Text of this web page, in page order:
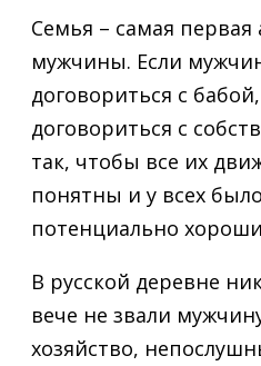
Семья – самая первая
мужчины. Если
договориться с
договориться с
так, чтобы все их
понятны и у всех
потенциально
В русской деревне
вече не звали
хозяйство,